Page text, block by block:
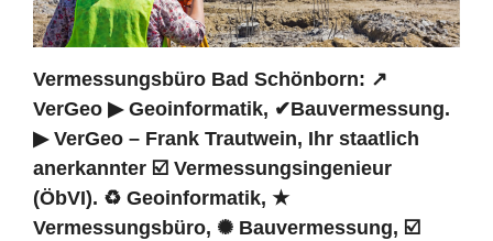
Vermessungsbüro Bad Schönborn: ↗️
VerGeo ▶︎ Geoinformatik, ✔Bauvermessung.
▶︎ VerGeo – Frank Trautwein, Ihr staatlich
anerkannter ☑️ Vermessungsingenieur
(ÖbVI). ♻ Geoinformatik, ★
Vermessungsbüro, ✺ Bauvermessung, ☑️